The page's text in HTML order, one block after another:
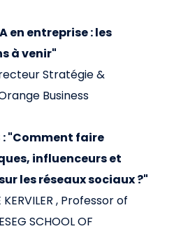
en entreprise : les
à venir"
Stratégie &
Business
: "Comment faire
influenceurs et
les réseaux sociaux ?"
, Professor of
SCHOOL OF